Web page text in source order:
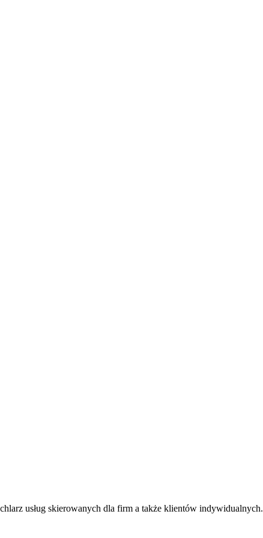
usług skierowanych dla firm a także klientów indywidualnych.